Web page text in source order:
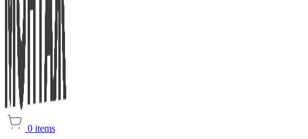
0 items